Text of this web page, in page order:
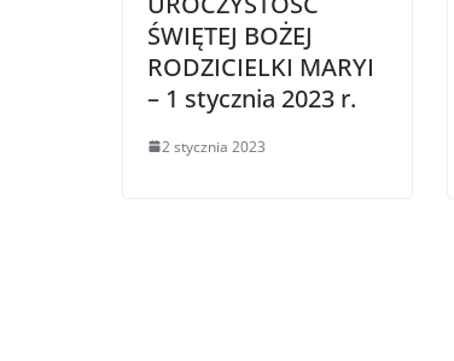
ŚWIĘTEJ BOŻEJ
RODZICIELKI MARYI
– 1 stycznia 2023 r.
2 stycznia 2023